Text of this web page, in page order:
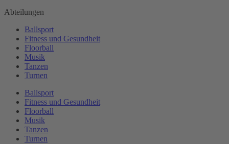
Abteilungen
Ballsport
Fitness und Gesundheit
Floorball
Musik
Tanzen
Turnen
Ballsport
Fitness und Gesundheit
Floorball
Musik
Tanzen
Turnen